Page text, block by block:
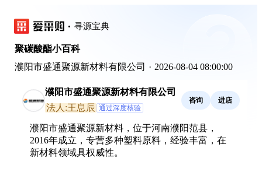
寻源宝典
聚碳酸酯小百科
濮阳市盛通聚源新材料有限公司 · 2026-08-04 08:00:00
濮阳市盛通聚源新材料有限公司
法人:王息辰 通过深度核验
咨询 进店
濮阳市盛通聚源新材料，位于河南濮阳范县，
2016年成立，专营多种塑料原料，经验丰富，在
新材料领域具权威性。